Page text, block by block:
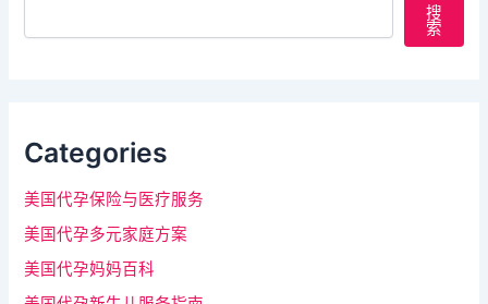
搜
索
Categories
美国代孕保险与医疗服务
美国代孕多元家庭方案
美国代孕妈妈百科